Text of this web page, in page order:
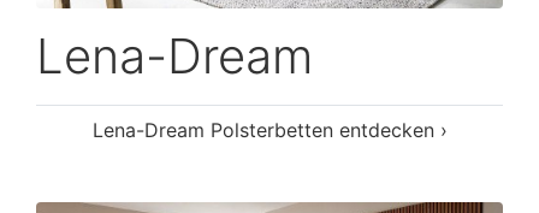
Lena-Dream
Lena-Dream Polsterbetten entdecken ›